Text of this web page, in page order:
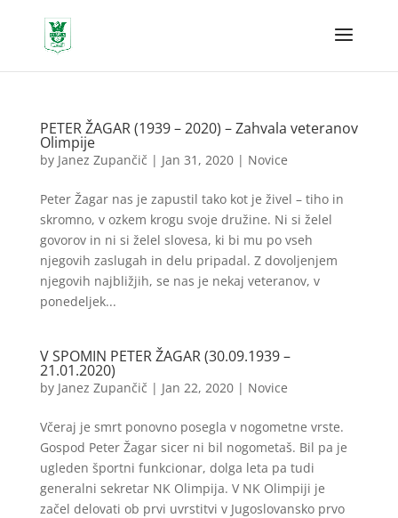
PETER ŽAGAR (1939 – 2020) – Zahvala veteranov
Olimpije
by Janez Zupančič | Jan 31, 2020| Novice
Peter Žagar nas je zapustil tako kot je živel – tiho in
skromno, v ozkem krogu svoje družine. Ni si želel
govorov in ni si želel slovesa, ki bi mu po vseh
njegovih zaslugah in delu pripadal. Z dovoljenjem
njegovih najbližjih, se nas je nekaj veteranov, v
ponedeljek...
V SPOMIN PETER ŽAGAR (30.09.1939 –
21.01.2020)
by Janez Zupančič | Jan 22, 2020| Novice
Včeraj je smrt ponovno posegla v nogometne vrste.
Gospod Peter Žagar sicer ni bil nogometaš. Bil pa je
ugleden športni funkcionar, dolga leta pa tudi
generalni sekretar NK Olimpija. V NK Olimpiji je
začel delovati ob prvi uvrstitvi v Jugoslovansko prvo